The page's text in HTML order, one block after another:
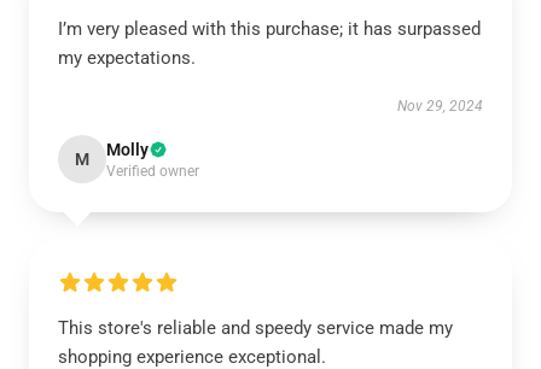
I’m very pleased with this purchase; it has surpassed
my expectations.
Nov 29, 2024
M Molly
Verified owner
This store's reliable and speedy service made my
shopping experience exceptional.